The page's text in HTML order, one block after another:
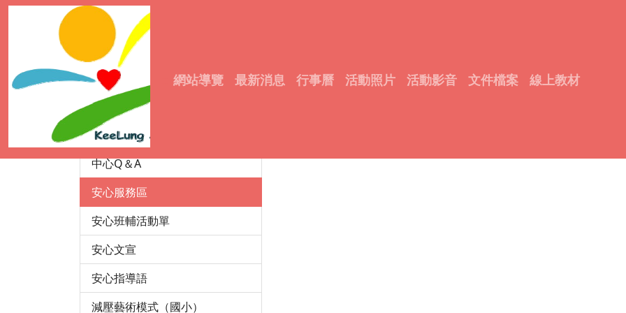
網站導覽 最新消息 行事曆 活動照片 活動影音 文件檔案 線上教材
輔諮中心
成立宗旨
中心沿革
服務資訊
成員介紹
中心Q＆A
安心服務區
安心班輔活動單
安心文宣
安心指導語
減壓藝術模式（國小）
61_強迫入學條例施行細則--93.07.23.doc43008